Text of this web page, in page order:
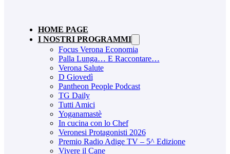
HOME PAGE
I NOSTRI PROGRAMMI
Focus Verona Economia
Palla Lunga… E Raccontare…
Verona Salute
D Giovedì
Pantheon People Podcast
TG Daily
Tutti Amici
Yoganamastè
In cucina con lo Chef
Veronesi Protagonisti 2026
Premio Radio Adige TV – 5^ Edizione
Vivere il Cane